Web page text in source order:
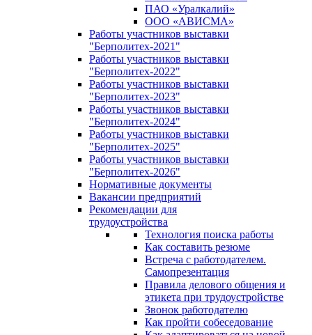
ПАО «Уралкалий»
ООО «АВИСМА»
Работы участников выставки
"Берполитех-2021"
Работы участников выставки
"Берполитех-2022"
Работы участников выставки
"Берполитех-2023"
Работы участников выставки
"Берполитех-2024"
Работы участников выставки
"Берполитех-2025"
Работы участников выставки
"Берполитех-2026"
Нормативные документы
Вакансии предприятий
Рекомендации для
трудоустройства
Технология поиска работы
Как составить резюме
Встреча с работодателем.
Самопрезентация
Правила делового общения и
этикета при трудоустройстве
Звонок работодателю
Как пройти собеседование